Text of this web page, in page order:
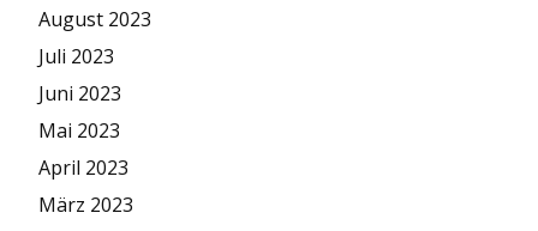
August 2023
Juli 2023
Juni 2023
Mai 2023
April 2023
März 2023